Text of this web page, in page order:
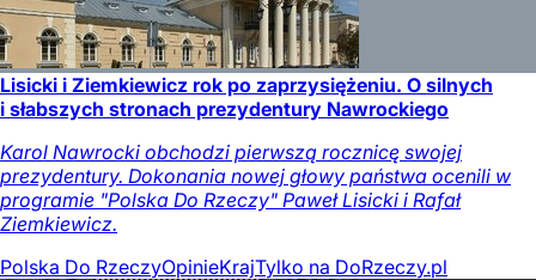
Lisicki i Ziemkiewicz rok po zaprzysiężeniu. O silnych
i słabszych stronach prezydentury Nawrockiego
Karol Nawrocki obchodzi pierwszą rocznicę swojej
prezydentury. Dokonania nowej głowy państwa ocenili w
programie "Polska Do Rzeczy" Paweł Lisicki i Rafał
Ziemkiewicz.
Polska Do RzeczyOpinieKrajTylko na DoRzeczy.pl